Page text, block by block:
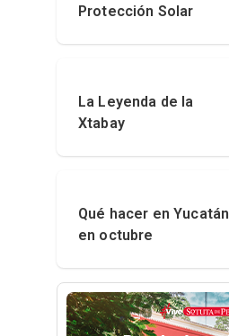
Protección Solar
La Leyenda de la
Xtabay
Qué hacer en Yucatán
en octubre